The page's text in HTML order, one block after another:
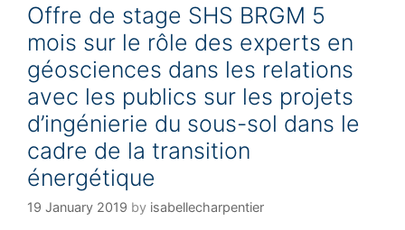
o
i
e
s
Offre de stage SHS BRGM 5
mois sur le rôle des experts en
géosciences dans les relations
avec les publics sur les projets
d’ingénierie du sous-sol dans le
cadre de la transition
énergétique
19 January 2019 by isabellecharpentier